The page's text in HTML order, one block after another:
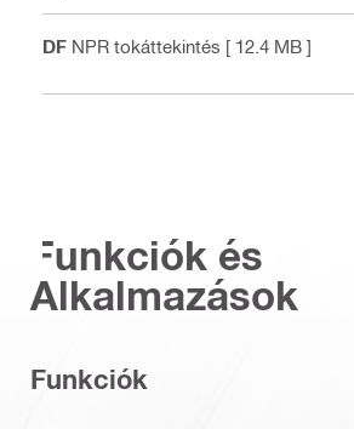
PDF NPR tokáttekintés [ 12.4 MB ]
Funkciók és
Alkalmazások
Funkciók